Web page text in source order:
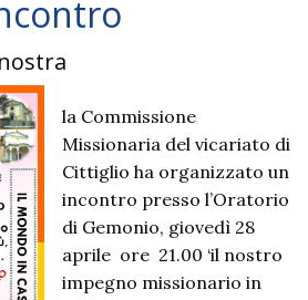
la Commissione
Missionaria del vicariato di
Cittiglio ha organizzato un
incontro presso l’Oratorio
di Gemonio, giovedì 28
aprile ore 21.00 ‘il nostro
impegno missionario in